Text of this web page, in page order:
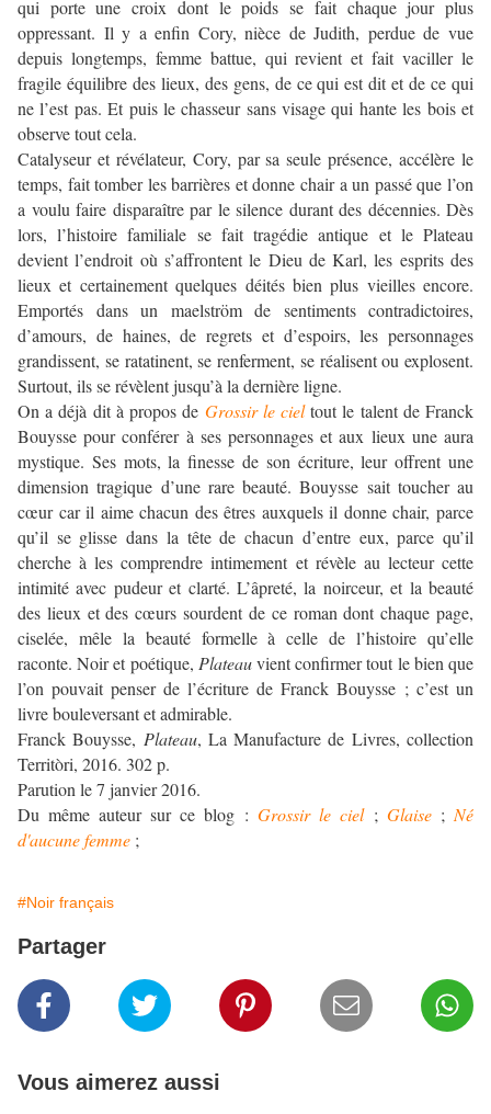
qui porte une croix dont le poids se fait chaque jour plus
oppressant. Il y a enfin Cory, nièce de Judith, perdue de vue
depuis longtemps, femme battue, qui revient et fait vaciller le
fragile équilibre des lieux, des gens, de ce qui est dit et de ce qui
ne l’est pas. Et puis le chasseur sans visage qui hante les bois et
observe tout cela.
Catalyseur et révélateur, Cory, par sa seule présence, accélère le
temps, fait tomber les barrières et donne chair a un passé que l’on
a voulu faire disparaître par le silence durant des décennies. Dès
lors, l’histoire familiale se fait tragédie antique et le Plateau
devient l’endroit où s’affrontent le Dieu de Karl, les esprits des
lieux et certainement quelques déités bien plus vieilles encore.
Emportés dans un maelström de sentiments contradictoires,
d’amours, de haines, de regrets et d’espoirs, les personnages
grandissent, se ratatinent, se renferment, se réalisent ou explosent.
Surtout, ils se révèlent jusqu’à la dernière ligne.
On a déjà dit à propos de Grossir le cieltout le talent de Franck
Bouysse pour conférer à ses personnages et aux lieux une aura
mystique. Ses mots, la finesse de son écriture, leur offrent une
dimension tragique d’une rare beauté. Bouysse sait toucher au
cœur car il aime chacun des êtres auxquels il donne chair, parce
qu’il se glisse dans la tête de chacun d’entre eux, parce qu’il
cherche à les comprendre intimement et révèle au lecteur cette
intimité avec pudeur et clarté. L’âpreté, la noirceur, et la beauté
des lieux et des cœurs sourdent de ce roman dont chaque page,
ciselée, mêle la beauté formelle à celle de l’histoire qu’elle
raconte. Noir et poétique, Plateauvient confirmer tout le bien que
l’on pouvait penser de l’écriture de Franck Bouysse ; c’est un
livre bouleversant et admirable.
Franck Bouysse, Plateau, La Manufacture de Livres, collection
Territòri, 2016. 302 p.
Parution le 7 janvier 2016.
Du même auteur sur ce blog : Grossir le ciel; Glaise ; Né
d'aucune femme ;
#Noir français
Partager
Vous aimerez aussi